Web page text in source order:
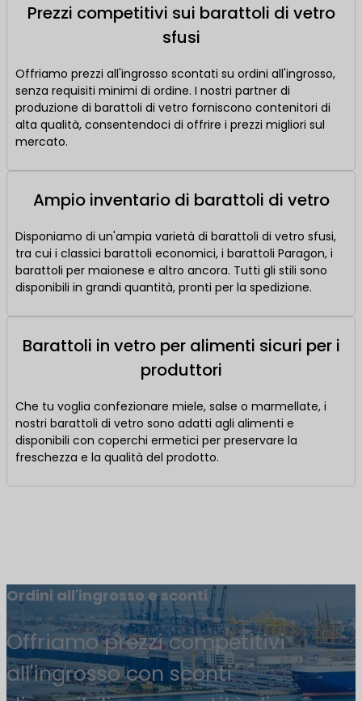
Prezzi competitivi sui barattoli di vetro
sfusi
Offriamo prezzi all'ingrosso scontati su ordini all'ingrosso,
senza requisiti minimi di ordine. I nostri partner di
produzione di barattoli di vetro forniscono contenitori di
alta qualità, consentendoci di offrire i prezzi migliori sul
mercato.
Ampio inventario di barattoli di vetro
Disponiamo di un'ampia varietà di barattoli di vetro sfusi,
tra cui i classici barattoli economici, i barattoli Paragon, i
barattoli per maionese e altro ancora. Tutti gli stili sono
disponibili in grandi quantità, pronti per la spedizione.
Barattoli in vetro per alimenti sicuri per i
produttori
Che tu voglia confezionare miele, salse o marmellate, i
nostri barattoli di vetro sono adatti agli alimenti e
disponibili con coperchi ermetici per preservare la
freschezza e la qualità del prodotto.
Ordini all'ingrosso e sconti
Offriamo prezzi competitivi
all'ingrosso con sconti